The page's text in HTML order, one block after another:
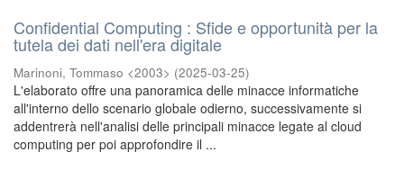
Confidential Computing : Sfide e opportunità per la
tutela dei dati nell'era digitale
Marinoni, Tommaso <2003> (2025-03-25)
L'elaborato offre una panoramica delle minacce informatiche
all'interno dello scenario globale odierno, successivamente si
addentrerà nell'analisi delle principali minacce legate al cloud
computing per poi approfondire il ...